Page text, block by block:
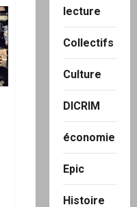
lecture
Collectifs
Culture
DICRIM
économie
Epic
Histoire